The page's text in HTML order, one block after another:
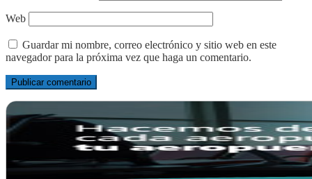
Web
Guardar mi nombre, correo electrónico y sitio web en este
navegador para la próxima vez que haga un comentario.